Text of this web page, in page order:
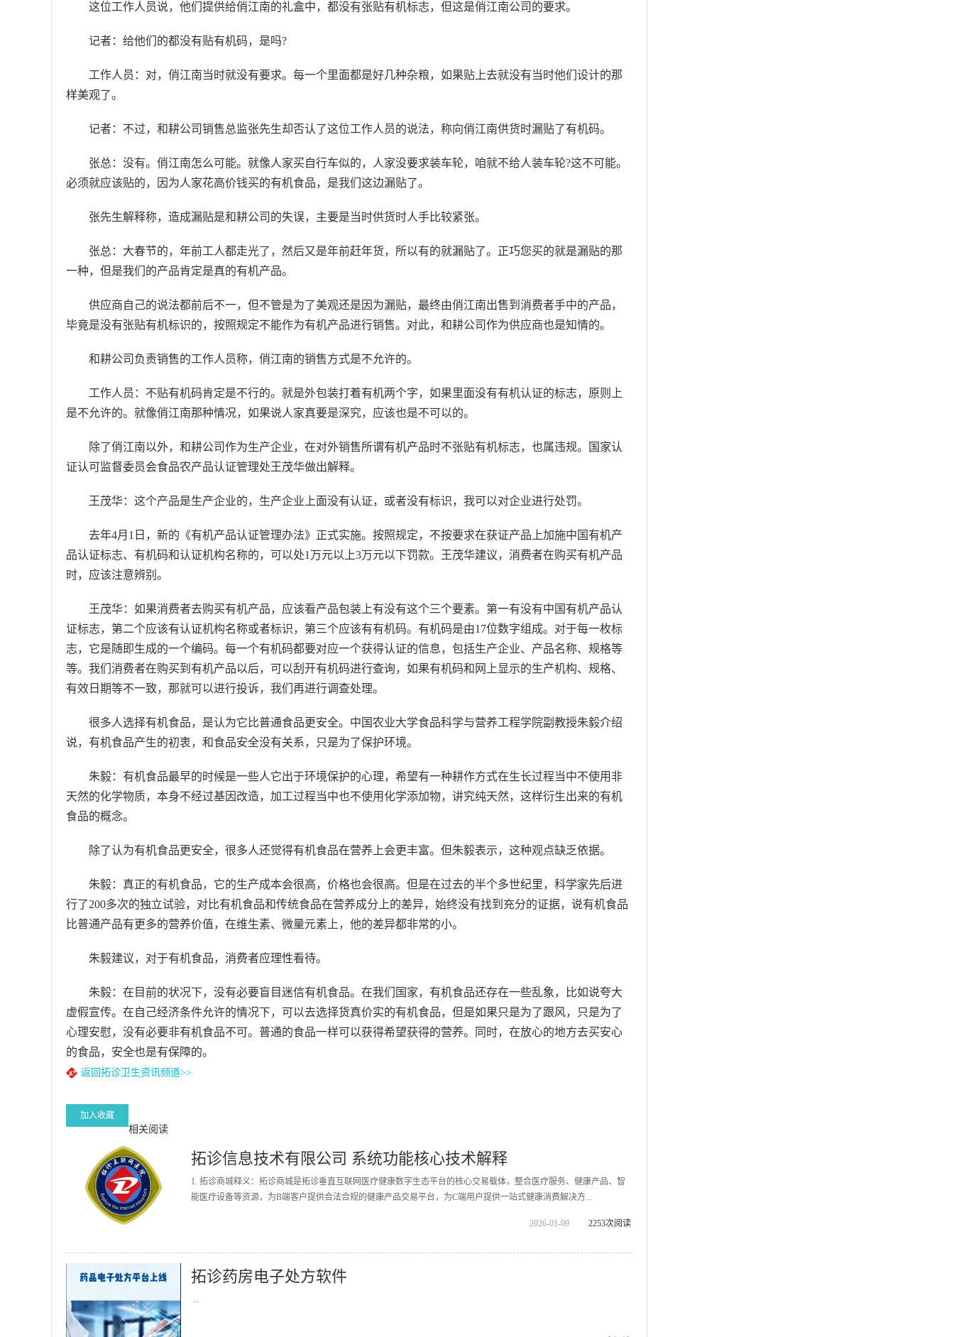
这位工作人员说，他们提供给俏江南的礼盒中，都没有张贴有机标志，但这是俏江南公司的要求。
记者：给他们的都没有贴有机码，是吗?
工作人员：对，俏江南当时就没有要求。每一个里面都是好几种杂粮，如果贴上去就没有当时他们设计的那
样美观了。
记者：不过，和耕公司销售总监张先生却否认了这位工作人员的说法，称向俏江南供货时漏贴了有机码。
张总：没有。俏江南怎么可能。就像人家买自行车似的，人家没要求装车轮，咱就不给人装车轮?这不可能。
必须就应该贴的，因为人家花高价钱买的有机食品，是我们这边漏贴了。
张先生解释称，造成漏贴是和耕公司的失误，主要是当时供货时人手比较紧张。
张总：大春节的，年前工人都走光了，然后又是年前赶年货，所以有的就漏贴了。正巧您买的就是漏贴的那
一种，但是我们的产品肯定是真的有机产品。
供应商自己的说法都前后不一，但不管是为了美观还是因为漏贴，最终由俏江南出售到消费者手中的产品，
毕竟是没有张贴有机标识的，按照规定不能作为有机产品进行销售。对此，和耕公司作为供应商也是知情的。
和耕公司负责销售的工作人员称，俏江南的销售方式是不允许的。
工作人员：不贴有机码肯定是不行的。就是外包装打着有机两个字，如果里面没有有机认证的标志，原则上
是不允许的。就像俏江南那种情况，如果说人家真要是深究，应该也是不可以的。
除了俏江南以外，和耕公司作为生产企业，在对外销售所谓有机产品时不张贴有机标志，也属违规。国家认
证认可监督委员会食品农产品认证管理处王茂华做出解释。
王茂华：这个产品是生产企业的，生产企业上面没有认证，或者没有标识，我可以对企业进行处罚。
去年4月1日，新的《有机产品认证管理办法》正式实施。按照规定，不按要求在获证产品上加施中国有机产
品认证标志、有机码和认证机构名称的，可以处1万元以上3万元以下罚款。王茂华建议，消费者在购买有机产品
时，应该注意辨别。
王茂华：如果消费者去购买有机产品，应该看产品包装上有没有这个三个要素。第一有没有中国有机产品认
证标志，第二个应该有认证机构名称或者标识，第三个应该有有机码。有机码是由17位数字组成。对于每一枚标
志，它是随即生成的一个编码。每一个有机码都要对应一个获得认证的信息，包括生产企业、产品名称、规格等
等。我们消费者在购买到有机产品以后，可以刮开有机码进行查询，如果有机码和网上显示的生产机构、规格、
有效日期等不一致，那就可以进行投诉，我们再进行调查处理。
很多人选择有机食品，是认为它比普通食品更安全。中国农业大学食品科学与营养工程学院副教授朱毅介绍
说，有机食品产生的初衷，和食品安全没有关系，只是为了保护环境。
朱毅：有机食品最早的时候是一些人它出于环境保护的心理，希望有一种耕作方式在生长过程当中不使用非
天然的化学物质，本身不经过基因改造，加工过程当中也不使用化学添加物，讲究纯天然，这样衍生出来的有机
食品的概念。
除了认为有机食品更安全，很多人还觉得有机食品在营养上会更丰富。但朱毅表示，这种观点缺乏依据。
朱毅：真正的有机食品，它的生产成本会很高，价格也会很高。但是在过去的半个多世纪里，科学家先后进
行了200多次的独立试验，对比有机食品和传统食品在营养成分上的差异，始终没有找到充分的证据，说有机食品
比普通产品有更多的营养价值，在维生素、微量元素上，他的差异都非常的小。
朱毅建议，对于有机食品，消费者应理性看待。
朱毅：在目前的状况下，没有必要盲目迷信有机食品。在我们国家，有机食品还存在一些乱象，比如说夸大
虚假宣传。在自己经济条件允许的情况下，可以去选择货真价实的有机食品，但是如果只是为了跟风，只是为了
心理安慰，没有必要非有机食品不可。普通的食品一样可以获得希望获得的营养。同时，在放心的地方去买安心
的食品，安全也是有保障的。
返回拓诊卫生资讯频道>>
加入收藏
相关阅读
拓诊信息技术有限公司 系统功能核心技术解释
1. 拓诊商城释义：拓诊商城是拓诊垂直互联网医疗健康数字生态平台的核心交易载体，整合医疗服务、健康产品、智
能医疗设备等资源，为B端客户提供合法合规的健康产品交易平台，为C端用户提供一站式健康消费解决方...
2026-01-09 2253次阅读
拓诊药房电子处方软件
...